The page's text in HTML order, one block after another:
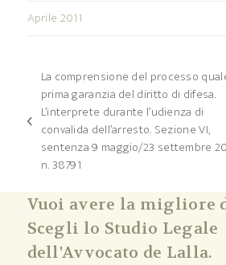
Aprile 2011
post
precedente:
La comprensione del processo
prima garanzia del diritto di difesa.
L’interprete durante l’udienza di
convalida dell’arresto. Sezione VI,
sentenza 9 maggio/23 settembre
n. 38791
Vuoi avere la migliore
Scegli lo Studio Legale
dell'Avvocato de Lalla.